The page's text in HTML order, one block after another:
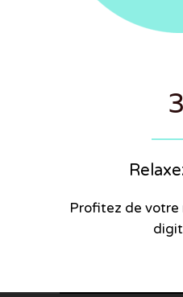
Profitez de votre